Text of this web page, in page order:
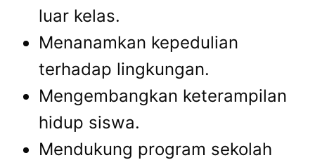
luar kelas.
Menanamkan kepedulian
terhadap lingkungan.
Mengembangkan keterampilan
hidup siswa.
Mendukung program sekolah